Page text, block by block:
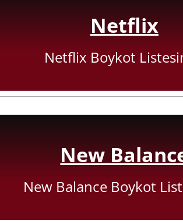
Netflix
Netflix Boykot
New
New Balance Boykot